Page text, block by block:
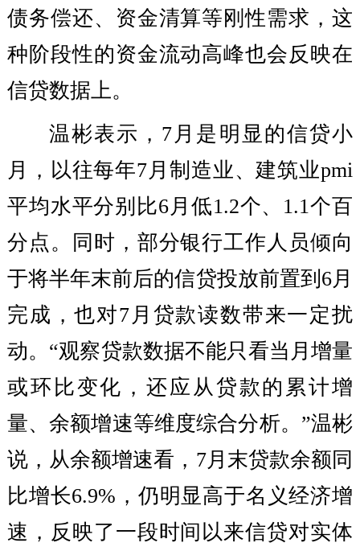
债务偿还、资金清算等刚性需求，这
种阶段性的资金流动高峰也会反映在
信贷数据上。
温彬表示，7月是明显的信贷小
月，以往每年7月制造业、建筑业pmi
平均水平分别比6月低1.2个、1.1个百
分点。同时，部分银行工作人员倾向
于将半年末前后的信贷投放前置到6月
完成，也对7月贷款读数带来一定扰
动。“观察贷款数据不能只看当月增量
或环比变化，还应从贷款的累计增
量、余额增速等维度综合分析。”温彬
说，从余额增速看，7月末贷款余额同
比增长6.9%，仍明显高于名义经济增
速，反映了一段时间以来信贷对实体